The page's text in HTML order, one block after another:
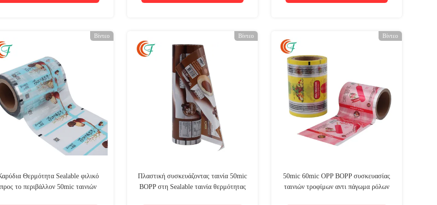
Βίντεο
Θερμότητα Sealable φιλικό
προς το περιβάλλον 50mic ταινιών
Βίντεο
Πλαστική συσκευάζοντας ταινία 50mic
BOPP στη Sealable ταινία θερμότητας
Βίντεο
50mic 60mic OPP BOPP συσκευασίας
ταινιών τροφίμων αντι πάγωμα ρόλων